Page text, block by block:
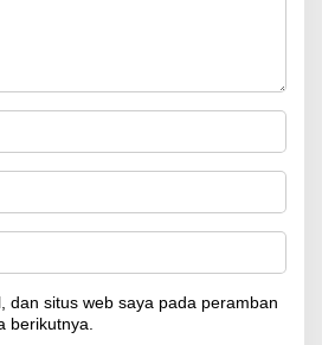
dan situs web saya pada peramban
berikutnya.